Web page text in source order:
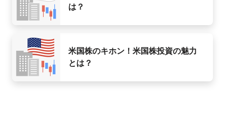
は？
米国株のキホン！米国株投資の魅力
とは？